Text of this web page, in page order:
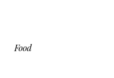
Food